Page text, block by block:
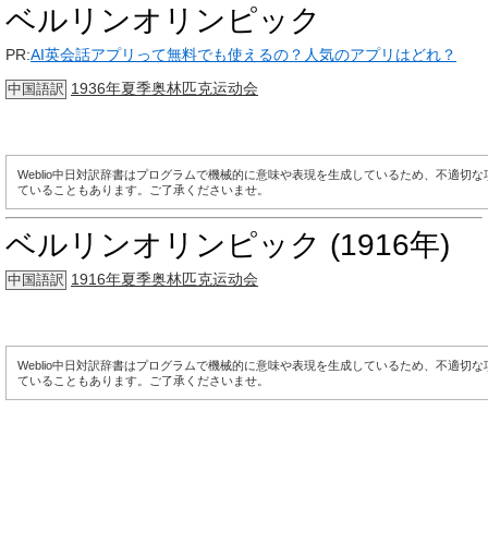
ベルリンオリンピック
PR:AI英会話アプリって無料でも使えるの？人気のアプリはどれ？
中国語訳 1936年夏季奥林匹克运动会
Weblio中日対訳辞書はプログラムで機械的に意味や表現を生成しているため、不適切な
ていることもあります。ご了承くださいませ。
ベルリンオリンピック (1916年)
中国語訳 1916年夏季奥林匹克运动会
Weblio中日対訳辞書はプログラムで機械的に意味や表現を生成しているため、不適切な
ていることもあります。ご了承くださいませ。